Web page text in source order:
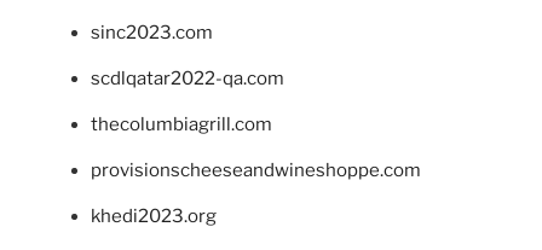
sinc2023.com
scdlqatar2022-qa.com
thecolumbiagrill.com
provisionscheeseandwineshoppe.com
khedi2023.org